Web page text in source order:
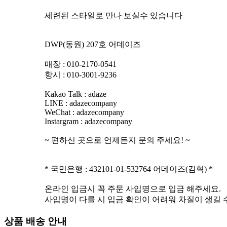
세련된 스타일로 만나 보실수 있습니다
DWP(동원) 207호 어데이즈
매장 : 010-2170-0541
항시 : 010-3001-9236
Kakao Talk : adaze
LINE : adazecompany
WeChat : adazecompany
Instargram : adazecompany
~ 편하신 곳으로 언제든지 문의 주세요! ~
* 국민은행 : 432101-01-532764 어데이즈(김혁) *
온라인 입금시 꼭 주문 사입명으로 입금 해주세요.
사입명이 다를 시 입금 확인이 어려워 차질이 생길
상품 배송 안내